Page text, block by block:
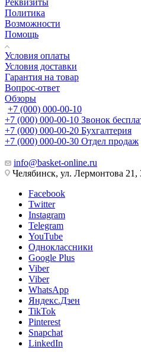
Реквизиты
Политика
Возможности
Помощь
Условия оплаты
Условия доставки
Гарантия на товар
Вопрос-ответ
Обзоры
+7 (000) 000-00-10
+7 (000) 000-00-10 Звонок
+7 (000) 000-00-20 Бухгалтерия
+7 (000) 000-00-30 Отдел продаж
info@basket-online.ru
Челябинск, ул. Лермонтова 21,
Facebook
Twitter
Instagram
Telegram
YouTube
Одноклассники
Google Plus
Viber
Viber
WhatsApp
Яндекс.Дзен
TikTok
Pinterest
Snapchat
LinkedIn